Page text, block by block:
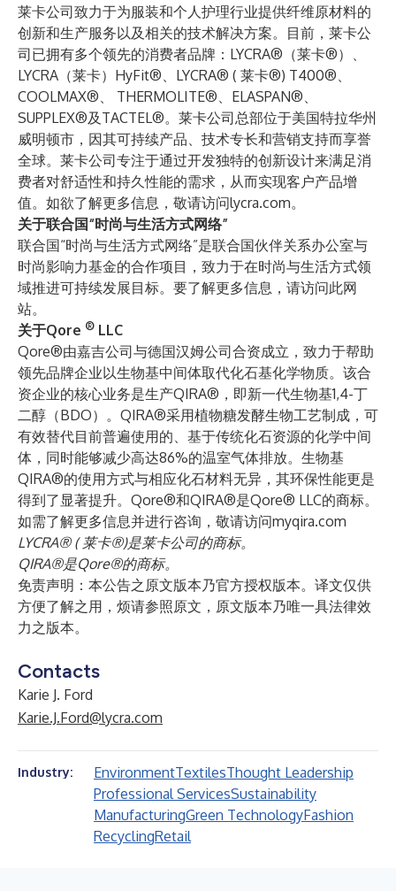
莱卡公司致力于为服装和个人护理行业提供纤维原材料的
创新和生产服务以及相关的技术解决方案。目前，莱卡公
司已拥有多个领先的消费者品牌：LYCRA®（莱卡®）、
LYCRA（莱卡）HyFit®、LYCRA® ( 莱卡®) T400®、
COOLMAX®、 THERMOLITE®、ELASPAN®、
SUPPLEX®及TACTEL®。莱卡公司总部位于美国特拉华州
威明顿市，因其可持续产品、技术专长和营销支持而享誉
全球。莱卡公司专注于通过开发独特的创新设计来满足消
费者对舒适性和持久性能的需求，从而实现客户产品增
值。如欲了解更多信息，敬请访问lycra.com。
关于联合国“时尚与生活方式网络”
联合国“时尚与生活方式网络”是联合国伙伴关系办公室与
时尚影响力基金的合作项目，致力于在时尚与生活方式领
域推进可持续发展目标。要了解更多信息， 请访问此网
站。
关于Qore ® LLC
Qore®由嘉吉公司与德国汉姆公司合资成立，致力于帮助
领先品牌企业以生物基中间体取代化石基化学物质。该合
资企业的核心业务是生产QIRA®，即新一代生物基1,4-丁
二醇（BDO）。QIRA®采用植物糖发酵生物工艺制成，可
有效替代目前普遍使用的、基于传统化石资源的化学中间
体，同时能够减少高达86%的温室气体排放。生物基
QIRA®的使用方式与相应化石材料无异，其环保性能更是
得到了显著提升。Qore®和QIRA®是Qore® LLC的商标。
如需了解更多信息并进行咨询，敬请访问myqira.com
LYCRA® ( 莱卡®)是莱卡公司的商标。
QIRA®是Qore®的商标。
免责声明：本公告之原文版本乃官方授权版本。译文仅供
方便了解之用，烦请参照原文，原文版本乃唯一具法律效
力之版本。
Contacts
Karie J. Ford
Karie.J.Ford@lycra.com
Industry: EnvironmentTextilesThought Leadership
Professional ServicesSustainability
ManufacturingGreen TechnologyFashion
RecyclingRetail